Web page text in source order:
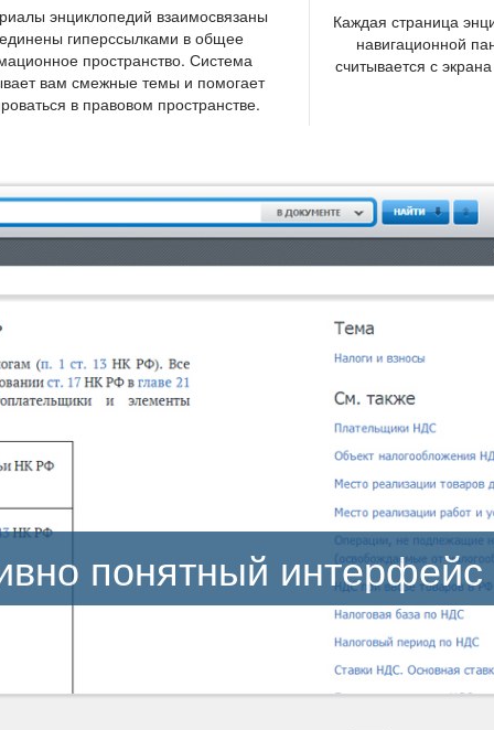
энциклопедий взаимосвязаны
гиперссылками в общее
пространство. Система
вам смежные темы и помогает
в правовом пространстве.
Каждая страница
навигационной
считывается с
понятный интерфейс